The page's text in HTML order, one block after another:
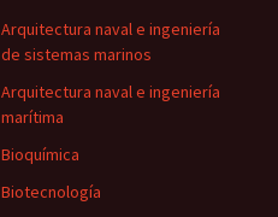
Arquitectura naval e ingeniería
de sistemas marinos
Arquitectura naval e ingeniería
marítima
Bioquímica
Biotecnología